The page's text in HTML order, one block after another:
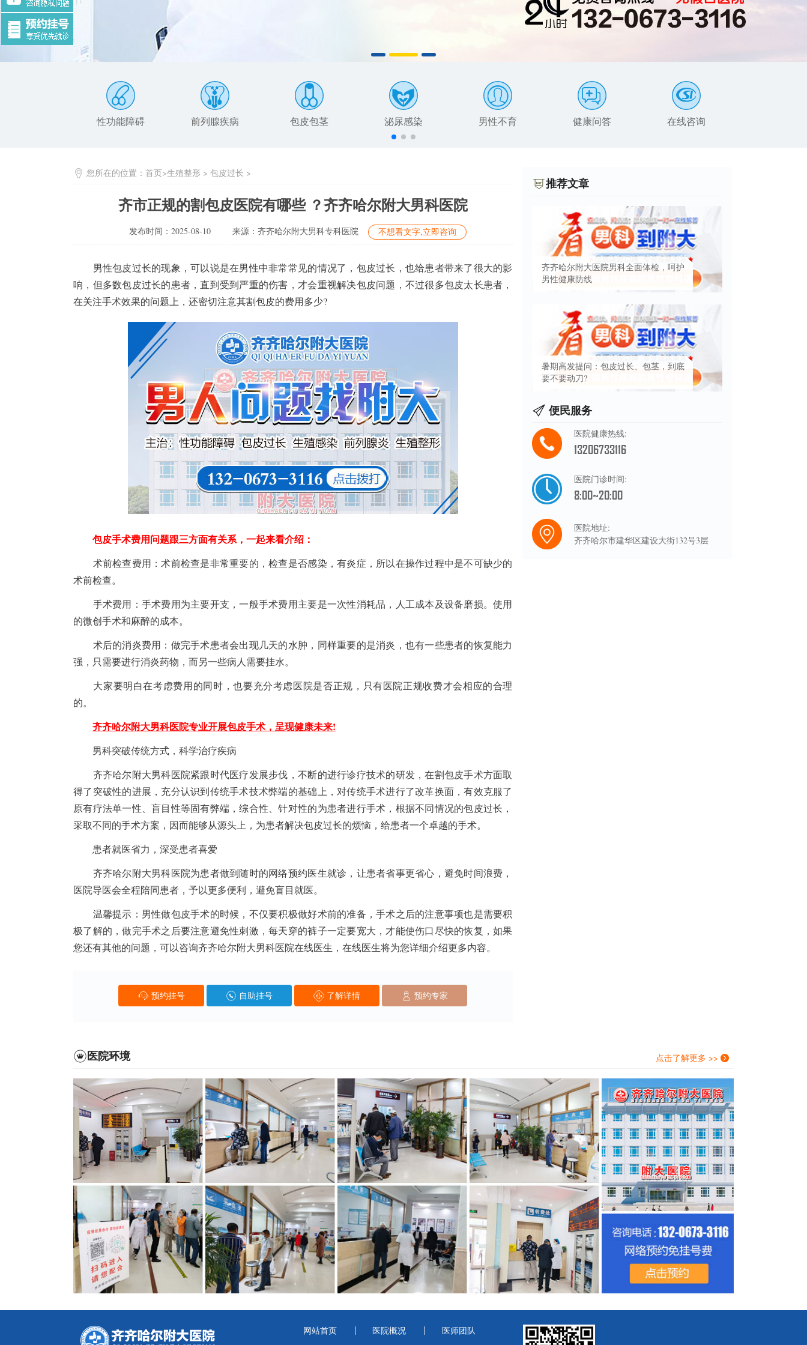
性功能障碍 前列腺疾病 包皮包茎 泌尿感染 男性不育 健康问答 在线咨询
您所在的位置：首页>生殖整形 >包皮过长 >
齐市正规的割包皮医院有哪些 ？齐齐哈尔附大男科医院
发布时间：2025-08-10 来源：齐齐哈尔附大男科专科医院 不想看文字,立即咨询
男性包皮过长的现象，可以说是在男性中非常常见的情况了，包皮过长，也给患者带来了很大的影
响，但多数包皮过长的患者，直到受到严重的伤害，才会重视解决包皮问题，不过很多包皮太长患者，
在关注手术效果的问题上，还密切注意其割包皮的费用多少?
包皮手术费用问题跟三方面有关系，一起来看介绍：
术前检查费用：术前检查是非常重要的，检查是否感染，有炎症，所以在操作过程中是不可缺少的
术前检查。
手术费用：手术费用为主要开支，一般手术费用主要是一次性消耗品，人工成本及设备磨损。使用
的微创手术和麻醉的成本。
术后的消炎费用：做完手术患者会出现几天的水肿，同样重要的是消炎，也有一些患者的恢复能力
强，只需要进行消炎药物，而另一些病人需要挂水。
大家要明白在考虑费用的同时，也要充分考虑医院是否正规，只有医院正规收费才会相应的合理
的。
齐齐哈尔附大男科医院专业开展包皮手术，呈现健康未来!
男科突破传统方式，科学治疗疾病
齐齐哈尔附大男科医院紧跟时代医疗发展步伐，不断的进行诊疗技术的研发，在割包皮手术方面取
得了突破性的进展，充分认识到传统手术技术弊端的基础上，对传统手术进行了改革换面，有效克服了
原有疗法单一性、盲目性等固有弊端，综合性、针对性的为患者进行手术，根据不同情况的包皮过长，
采取不同的手术方案，因而能够从源头上，为患者解决包皮过长的烦恼，给患者一个卓越的手术。
患者就医省力，深受患者喜爱
齐齐哈尔附大男科医院为患者做到随时的网络预约医生就诊，让患者省事更省心，避免时间浪费，
医院导医会全程陪同患者，予以更多便利，避免盲目就医。
温馨提示：男性做包皮手术的时候，不仅要积极做好术前的准备，手术之后的注意事项也是需要积
极了解的，做完手术之后要注意避免性刺激，每天穿的裤子一定要宽大，才能使伤口尽快的恢复，如果
您还有其他的问题，可以咨询齐齐哈尔附大男科医院在线医生，在线医生将为您详细介绍更多内容。
预约挂号 自助挂号 了解详情 预约专家
推荐文章
齐齐哈尔附大医院男科全面体检，呵护
男性健康防线
暑期高发提问：包皮过长、包茎，到底
要不要动刀?
便民服务
医院健康热线:
13206733116
医院门诊时间:
8:00~20:00
医院地址:
齐齐哈尔市建华区建设大街132号3层
医院环境 点击了解更多 >>
网站首页 医院概况
医师团队